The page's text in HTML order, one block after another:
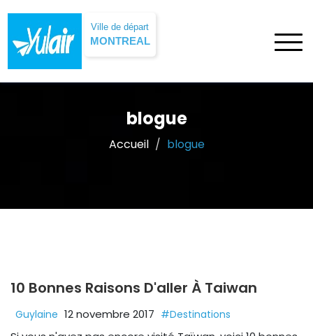
Ville de départ
MONTREAL
blogue
Accueil blogue
10 Bonnes Raisons D'aller À Taiwan
Guylaine 12 novembre 2017 #Destinations